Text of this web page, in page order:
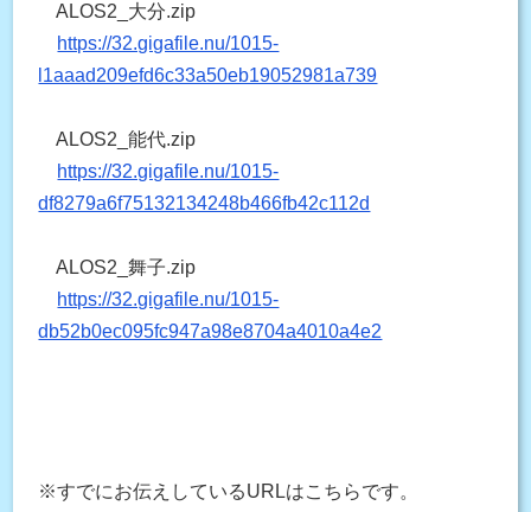
ALOS2_大分.zip
https://32.gigafile.nu/1015-
l1aaad209efd6c33a50eb19052981a739
ALOS2_能代.zip
https://32.gigafile.nu/1015-
df8279a6f75132134248b466fb42c112d
ALOS2_舞子.zip
https://32.gigafile.nu/1015-
db52b0ec095fc947a98e8704a4010a4e2
※すでにお伝えしているURLはこちらです。